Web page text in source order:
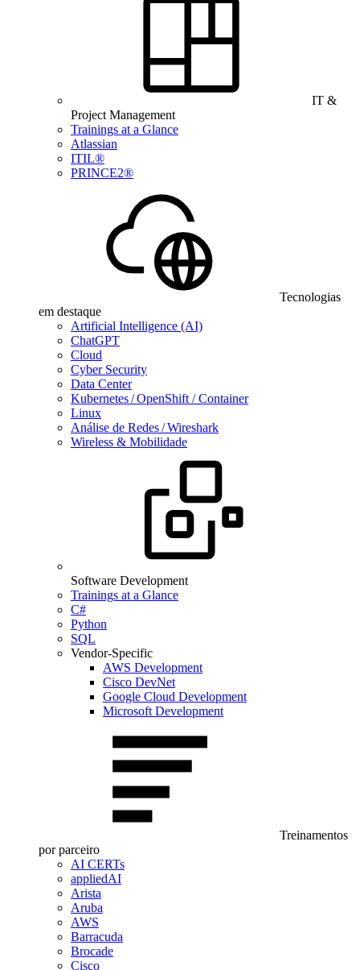
IT &
Project Management
Trainings at a Glance
Atlassian
ITIL®
PRINCE2®
Tecnologias
em destaque
Artificial Intelligence (AI)
ChatGPT
Cloud
Cyber Security
Data Center
Kubernetes / OpenShift / Container
Linux
Análise de Redes / Wireshark
Wireless & Mobilidade
Software Development
Trainings at a Glance
C#
Python
SQL
Vendor-Specific
AWS Development
Cisco DevNet
Google Cloud Development
Microsoft Development
Treinamentos
por parceiro
AI CERTs
appliedAI
Arista
Aruba
AWS
Barracuda
Brocade
Cisco